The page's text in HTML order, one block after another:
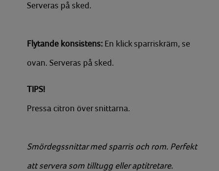
Serveras på sked.
Flytande konsistens: En klick sparriskräm, se
ovan. Serveras på sked.
TIPS!
Pressa citron över snittarna.
Smördegssnittar med sparris och rom. Perfekt
att servera som tilltugg eller aptitretare.